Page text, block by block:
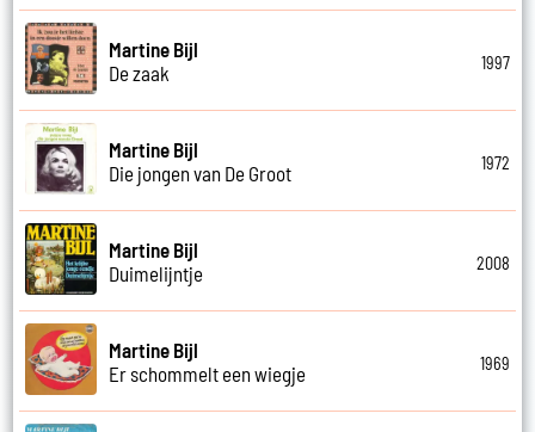
Martine Bijl
De zaak
1997
Martine Bijl
Die jongen van De Groot
1972
Martine Bijl
Duimelijntje
2008
Martine Bijl
Er schommelt een wiegje
1969